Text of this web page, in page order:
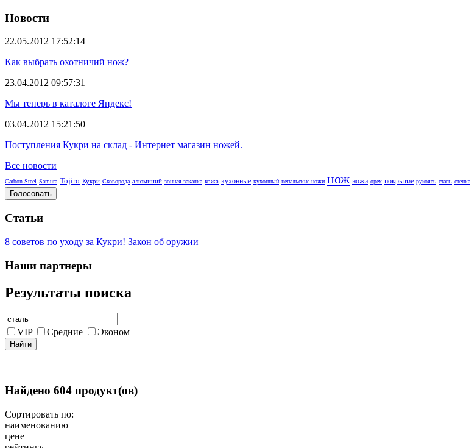
Новости
22.05.2012 17:52:14
Как выбрать охотничий нож?
23.04.2012 09:57:31
Мы теперь в каталоге Яндекс!
03.04.2012 15:21:50
Поступления Кукри на склад - Интернет магазин ножей.
Все новости
Carbon Steel Samura Tojiro Кукри Сковорода алюминий зонная закалка кожа кухонные кухонный непальские ножи нож ножи орех покрытие рукоять сталь стенка
Статьи
8 советов по уходу за Кукри! Закон об оружии
Наши партнеры
Результаты поиска
VIP Средние Эконом
Найдено 604 продукт(ов)
Сортировать по:
наименованию
цене